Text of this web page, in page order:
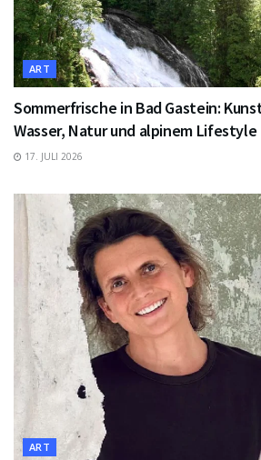
ART
Sommerfrische in Bad Gastein:
Wasser, Natur und alpinem Lifestyle
17. JULI 2026
ART